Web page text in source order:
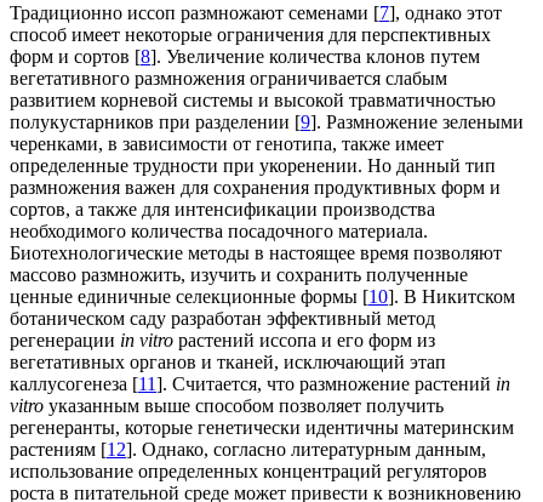
Традиционно иссоп размножают семенами [7], однако этот
способ имеет некоторые ограничения для перспективных
форм и сортов [8]. Увеличение количества клонов путем
вегетативного размножения ограничивается слабым
развитием корневой системы и высокой травматичностью
полукустарников при разделении [9]. Размножение зелеными
черенками, в зависимости от генотипа, также имеет
определенные трудности при укоренении. Но данный тип
размножения важен для сохранения продуктивных форм и
сортов, а также для интенсификации производства
необходимого количества посадочного материала.
Биотехнологические методы в настоящее время позволяют
массово размножить, изучить и сохранить полученные
ценные единичные селекционные формы [10]. В Никитском
ботаническом саду разработан эффективный метод
регенерации in vitro растений иссопа и его форм из
вегетативных органов и тканей, исключающий этап
каллусогенеза [11]. Считается, что размножение растений in
vitro указанным выше способом позволяет получить
регенеранты, которые генетически идентичны материнским
растениям [12]. Однако, согласно литературным данным,
использование определенных концентраций регуляторов
роста в питательной среде может привести к возникновению